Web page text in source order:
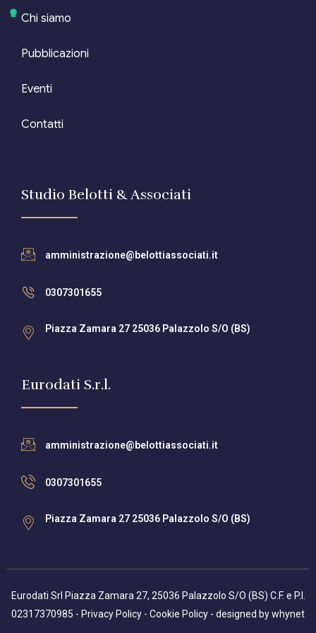
Chi siamo
Pubblicazioni
Eventi
Contatti
Studio Belotti & Associati
amministrazione@belottiassociati.it
0307301655
Piazza Zamara 27 25036 Palazzolo S/O (BS)
Eurodati S.r.l.
amministrazione@belottiassociati.it
0307301655
Piazza Zamara 27 25036 Palazzolo S/O (BS)
Eurodati Srl Piazza Zamara 27, 25036 Palazzolo S/O (BS) C.F. e P.I.
02317370985 - Privacy Policy - Cookie Policy - designed bywhynet